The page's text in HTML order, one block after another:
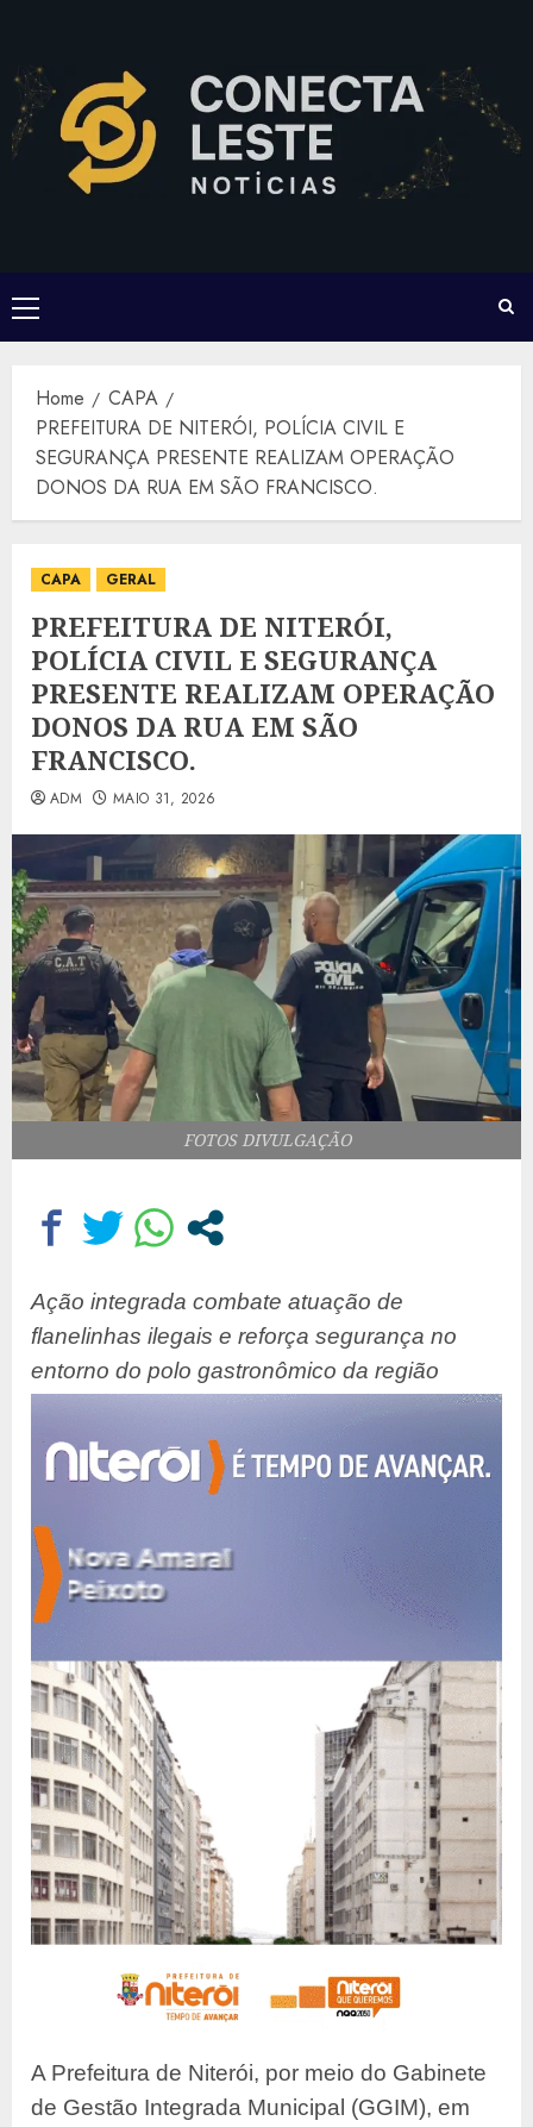
content
Primary
Menu
Home
CAPA
PREFEITURA DE NITERÓI, POLÍCIA CIVIL E
SEGURANÇA PRESENTE REALIZAM OPERAÇÃO
DONOS DA RUA EM SÃO FRANCISCO.
CAPA GERAL
PREFEITURA DE NITERÓI,
POLÍCIA CIVIL E SEGURANÇA
PRESENTE REALIZAM OPERAÇÃO
DONOS DA RUA EM SÃO
FRANCISCO.
ADM MAIO 31, 2026
FOTOS DIVULGAÇÃO
Ação integrada combate atuação de
flanelinhas ilegais e reforça segurança no
entorno do polo gastronômico da região
A Prefeitura de Niterói, por meio do Gabinete
de Gestão Integrada Municipal (GGIM), em